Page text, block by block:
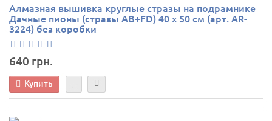
Алмазная вышивка круглые стразы на подрамнике
Дачные пионы (стразы AB+FD) 40 х 50 см (арт. AR-
3224) без коробки
640 грн.
Купить